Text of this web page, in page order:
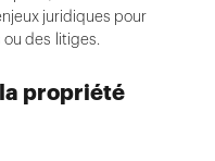
juridiques pour
des litiges.
propriété